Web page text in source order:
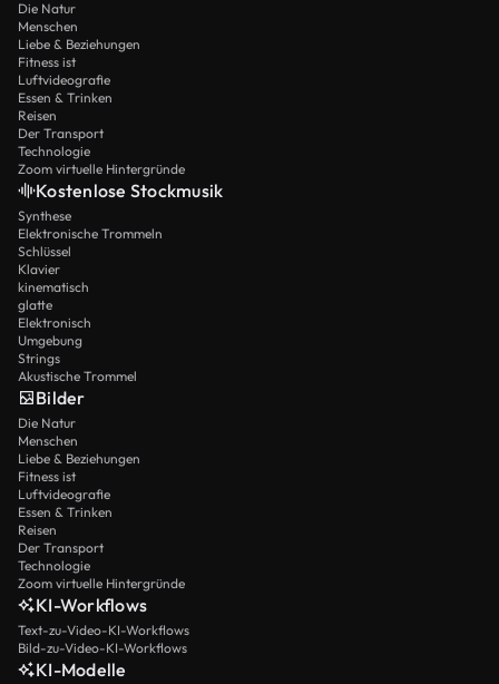
Die Natur
Menschen
Liebe & Beziehungen
Fitness ist
Luftvideografie
Essen & Trinken
Reisen
Der Transport
Technologie
Zoom virtuelle Hintergründe
Kostenlose Stockmusik
Synthese
Elektronische Trommeln
Schlüssel
Klavier
kinematisch
glatte
Elektronisch
Umgebung
Strings
Akustische Trommel
Bilder
Die Natur
Menschen
Liebe & Beziehungen
Fitness ist
Luftvideografie
Essen & Trinken
Reisen
Der Transport
Technologie
Zoom virtuelle Hintergründe
KI-Workflows
Text-zu-Video-KI-Workflows
Bild-zu-Video-KI-Workflows
KI-Modelle